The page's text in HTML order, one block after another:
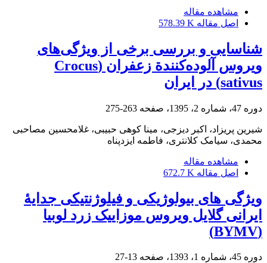
مشاهده مقاله
اصل مقاله 578.39 K
شناسایی و بررسی برخی از ویژگی‌های
ویروس آلوده‌کنندة زعفران (Crocus
sativus) در ایران
دوره 47، شماره 2، 1395، صفحه 263-275
شیرین پریزاد، اکبر دیزجی، مینا کوهی حبیبی، غلامحسین مصاحبی
محمدی، سیامک کلانتری، فاطمه ایزدپناه
مشاهده مقاله
اصل مقاله 672.7 K
ویژگی های بیولوژیکی و فیلوژنتیکی جدایۀ
ایرانی گلایل ویروس موزاییک زرد لوبیا
(BYMV)
دوره 45، شماره 1، 1393، صفحه 13-27